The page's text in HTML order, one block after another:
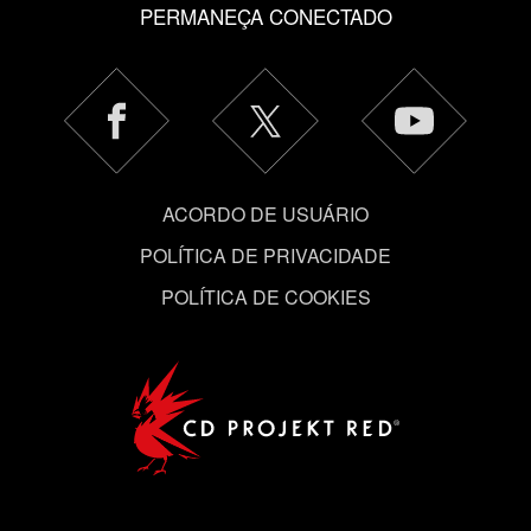
PERMANEÇA CONECTADO
ACORDO DE USUÁRIO
POLÍTICA DE PRIVACIDADE
POLÍTICA DE COOKIES